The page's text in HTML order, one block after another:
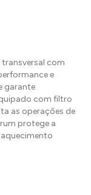
com
e
garante
com filtro
as operações de
protege a